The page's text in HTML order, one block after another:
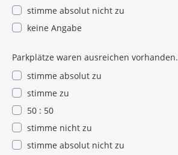
stimme absolut nicht zu
keine Angabe
Parkplätze waren ausreichen vorhanden.
stimme absolut zu
stimme zu
50 : 50
stimme nicht zu
stimme absolut nicht zu